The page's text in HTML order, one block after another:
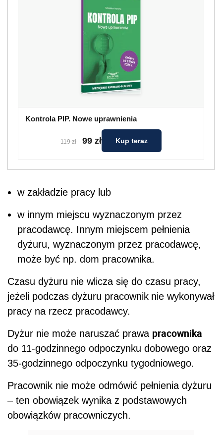
Kontrola PIP. Nowe uprawnienia
119 zł 99 zł Kup teraz
w zakładzie pracy lub
w innym miejscu wyznaczonym przez
pracodawcę. Innym miejscem pełnienia
dyżuru, wyznaczonym przez pracodawcę,
może być np. dom pracownika.
Czasu dyżuru nie wlicza się do czasu pracy,
jeżeli podczas dyżuru pracownik nie wykonywał
pracy na rzecz pracodawcy.
Dyżur nie może naruszać prawa pracownika
do 11-godzinnego odpoczynku dobowego oraz
35-godzinnego odpoczynku tygodniowego.
Pracownik nie może odmówić pełnienia dyżuru
– ten obowiązek wynika z podstawowych
obowiązków pracowniczych.